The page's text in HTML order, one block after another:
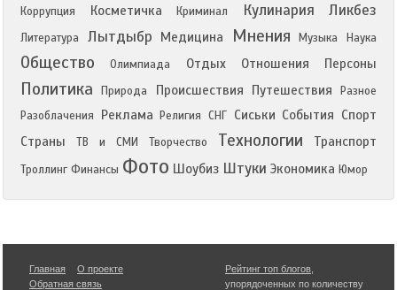
Коррупция Косметичка Криминал Кулинария Ликбез
Литература Лытдыбр Медицина Мнения Музыка Наука
Общество Олимпиада Отдых Отношения Персоны
Политика Природа Происшествия Путешествия
Разное
Разоблачения
Реклама Религия СНГ Сиськи События Спорт
Страны
ТВ и СМИ Творчество Технологии Транспорт
Троллинг Финансы Фото Шоубиз Штуки Экономика Юмор
Главная
О проекте
Обратная связь
Рейтинг топ блогов
упорядоченных по количеству